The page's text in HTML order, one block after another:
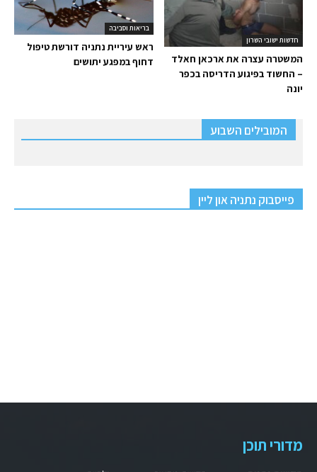
בריאות וסביבה
ראש עיריית נתניה דורשת טיפול
דחוף במפגע יתושים
חדשות ישובי השרון
המשטרה עצרה את ארכאן חאלד
– החשוד בפיגוע הדריסה בכפר
יונה
המובילים השבוע
פייסבוק נתניה און ליין
מדורי תוכן